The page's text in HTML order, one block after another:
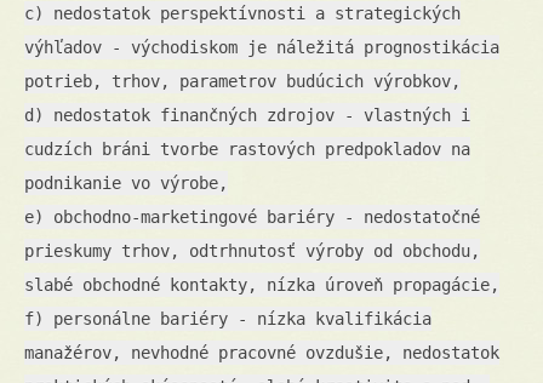
c) nedostatok perspektívnosti a strategických
výhľadov - východiskom je náležitá prognostikácia
potrieb, trhov, parametrov budúcich výrobkov,
d) nedostatok finančných zdrojov - vlastných i
cudzích bráni tvorbe rastových predpokladov na
podnikanie vo výrobe,
e) obchodno-marketingové bariéry - nedostatočné
prieskumy trhov, odtrhnutosť výroby od obchodu,
slabé obchodné kontakty, nízka úroveň propagácie,
f) personálne bariéry - nízka kvalifikácia
manažérov, nevhodné pracovné ovzdušie, nedostatok